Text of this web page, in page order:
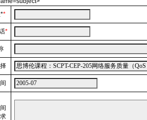
**
*